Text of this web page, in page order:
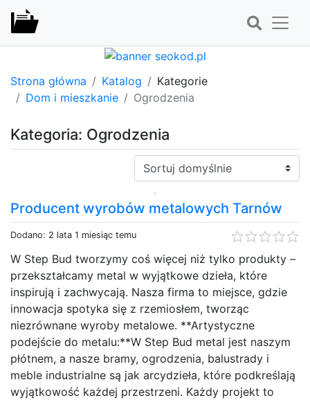
Strona główna Katalog
Kategorie
Dom i mieszkanie
Ogrodzenia
Kategoria: Ogrodzenia
Sortuj:
Producent wyrobów metalowych Tarnów
Dodano: 2 lata 1 miesiąc temu
W Step Bud tworzymy coś więcej niż tylko produkty –
przekształcamy metal w wyjątkowe dzieła, które
inspirują i zachwycają. Nasza firma to miejsce, gdzie
innowacja spotyka się z rzemiosłem, tworząc
niezrównane wyroby metalowe. **Artystyczne
podejście do metalu:**W Step Bud metal jest naszym
płótnem, a nasze bramy, ogrodzenia, balustrady i
meble industrialne są jak arcydzieła, które podkreślają
wyjątkowość każdej przestrzeni. Każdy projekt to